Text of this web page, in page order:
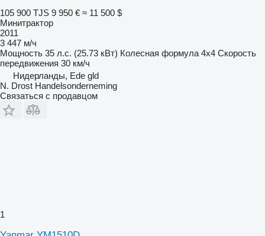
105 900 TJS 9 950 € ≈ 11 500 $
Минитрактор
2011
3 447 м/ч
Мощность 35 л.с. (25.73 кВт) Колесная формула 4x4 Скорость
передвижения 30 км/ч
Нидерланды, Ede gld
N. Drost Handelsonderneming
Связаться с продавцом
1